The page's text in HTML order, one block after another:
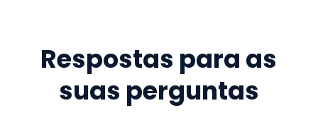
Respostas para as
suas perguntas